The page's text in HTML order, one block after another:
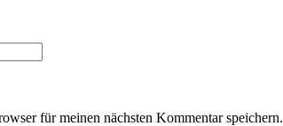
für meinen nächsten Kommentar speichern.